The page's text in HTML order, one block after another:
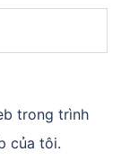
trong trình
của tôi.